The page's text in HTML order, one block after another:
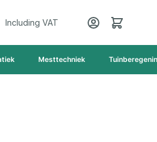
Including VAT Cart
Mesttechniek